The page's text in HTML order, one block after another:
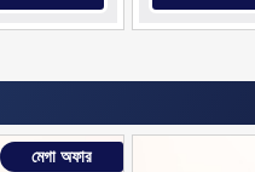
মেগা অফার